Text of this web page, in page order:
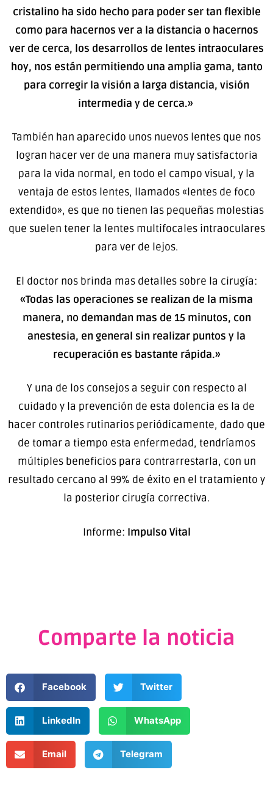
cristalino ha sido hecho para poder ser tan flexible
como para hacernos ver a la distancia o hacernos
ver de cerca, los desarrollos de lentes intraoculares
hoy, nos están permitiendo una amplia gama, tanto
para corregir la visión a larga distancia, visión
intermedia y de cerca.»
También han aparecido unos nuevos lentes que nos
logran hacer ver de una manera muy satisfactoria
para la vida normal, en todo el campo visual, y la
ventaja de estos lentes, llamados «lentes de foco
extendido», es que no tienen las pequeñas molestias
que suelen tener la lentes multifocales intraoculares
para ver de lejos.
El doctor nos brinda mas detalles sobre la cirugía:
«Todas las operaciones se realizan de la misma
manera, no demandan mas de 15 minutos, con
anestesia, en general sin realizar puntos y la
recuperación es bastante rápida.»
Y una de los consejos a seguir con respecto al
cuidado y la prevención de esta dolencia es la de
hacer controles rutinarios periódicamente, dado que
de tomar a tiempo esta enfermedad, tendríamos
múltiples beneficios para contrarrestarla, con un
resultado cercano al 99% de éxito en el tratamiento y
la posterior cirugía correctiva.
Informe: Impulso Vital
Comparte la noticia
Facebook Twitter
LinkedIn WhatsApp
Email Telegram